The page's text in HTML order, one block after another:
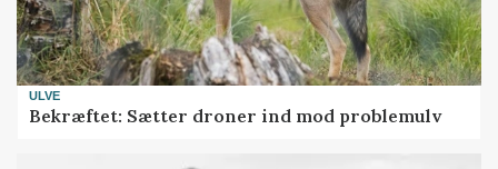
ULVE
Bekræftet: Sætter droner ind mod problemulv